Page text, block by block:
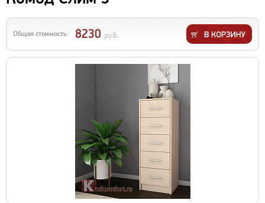
Общая стоимость: 8230 руб.